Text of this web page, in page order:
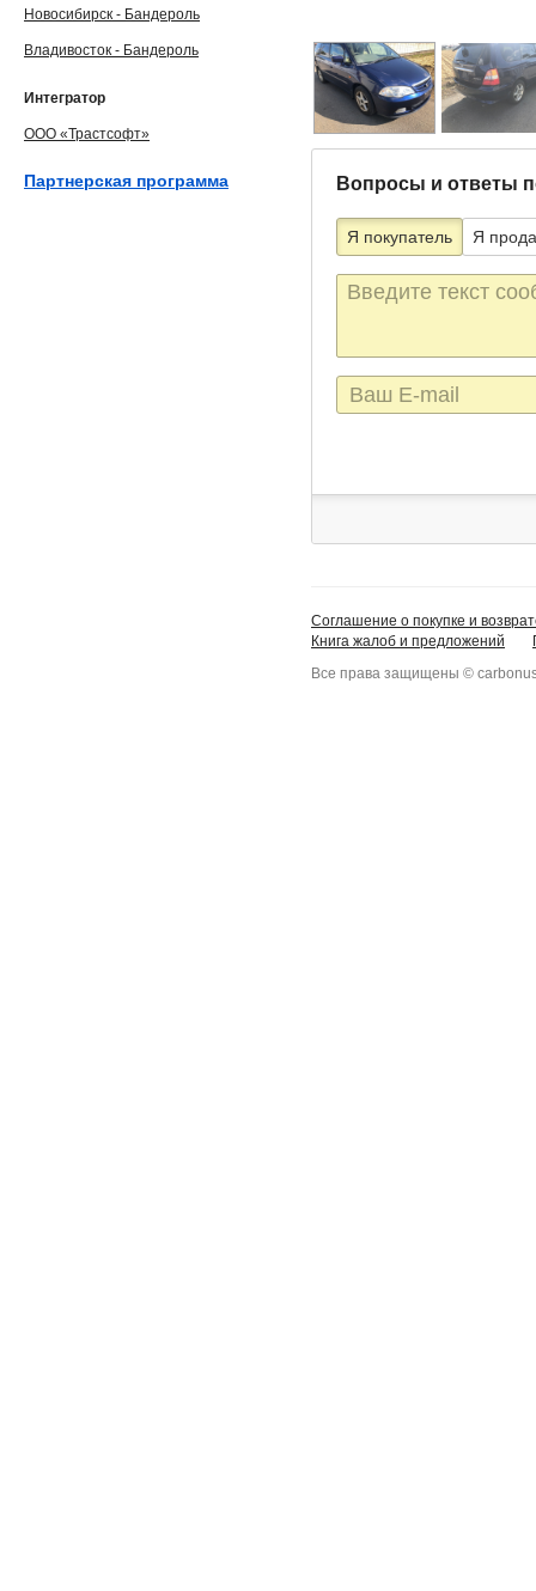
Вопросы и ответы
Я покупатель Я
Текст
сообщения
E-
mail
Новосибирск - Бандероль
Владивосток - Бандероль
Интегратор
ООО «Трастсофт»
Партнерская программа
Соглашение о покупке и
Книга жалоб и предложений
Все права защищены ©